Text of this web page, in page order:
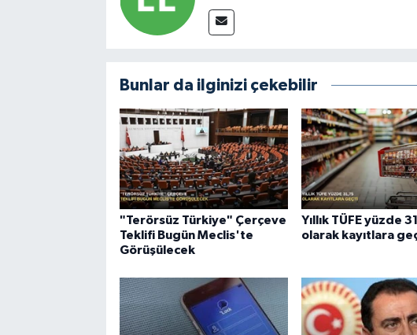
Bunlar da ilginizi çekebilir
"Terörsüz Türkiye" Çerçeve
Teklifi Bugün Meclis'te
Görüşülecek
Yıllık TÜFE yüzde
olarak kayıtlara